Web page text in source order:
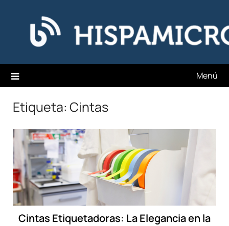
contenido
Hispamicro Blog
Menú
Etiqueta: Cintas
Cintas Etiquetadoras: La Elegancia en la